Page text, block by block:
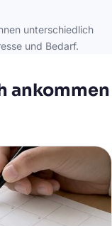
unterschiedlich
und Bedarf.
ankommen